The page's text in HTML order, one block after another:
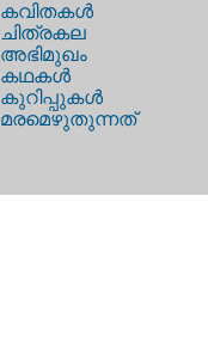
കവിതകള്‍
ചിത്രകല
അഭിമുഖം
കഥകള്‍
കുറിപ്പുകള്‍
മരമെഴുതുന്നത്